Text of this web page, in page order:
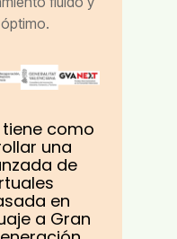
tiene como
una
de
en
a Gran